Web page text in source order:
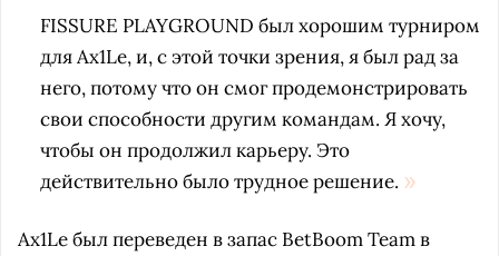
FISSURE PLAYGROUND был хорошим турниром
для Ax1Le, и, с этой точки зрения, я был рад за
него, потому что он смог продемонстрировать
свои способности другим командам. Я хочу,
чтобы он продолжил карьеру. Это
действительно было трудное решение.
Ax1Le был переведен в запас BetBoom Team в